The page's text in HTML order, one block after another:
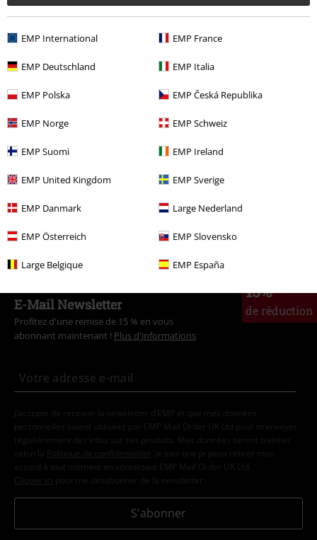
EMP International EMP France
EMP Deutschland EMP Italia
EMP Polska EMP Česká Republika
EMP Norge EMP Schweiz
EMP Suomi EMP Ireland
EMP United Kingdom EMP Sverige
EMP Danmark Large Nederland
EMP Österreich EMP Slovensko
Large Belgique EMP España
-72 %
Vêtements de marque Maillots de bain
Vêtements de marque Marques EMP Maillots de bain
Vêtements de marque Marques EMP Femme
Black Premium by
EMP
Vêtements
Vêtements Vêtements de bain Bikinis Bas de bikini
Vêtements Vêtements de bain Bikinis Ensembles bikini
15%
de réduction
E-Mail Newsletter
Profitez d'une remise de 15 % en vous
abonnant maintenant ! Plus d'informations
J’accepte de recevoir la newsletter d’EMP et que mes données
personnelles soient utilisées par EMP Mail Order UK Ltd pour m’envoyer
régulièrement des infos sur ses produits. Mes données seront traitées
selon la
Politique de confidentialité . Je sais que je peux retirer mon
accord à tout moment en contactant EMP Mail Order UK Ltd.
Cliquer ici pour me désabonner de la newsletter.
S'abonner